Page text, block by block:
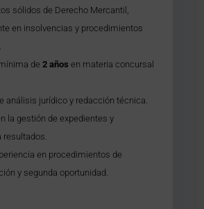
sólidos de Derecho Mercantil,
en insolvencias y procedimientos
de 2 años en materia concursal
análisis jurídico y redacción técnica.
la gestión de expedientes y
en procedimientos de
y segunda oportunidad.